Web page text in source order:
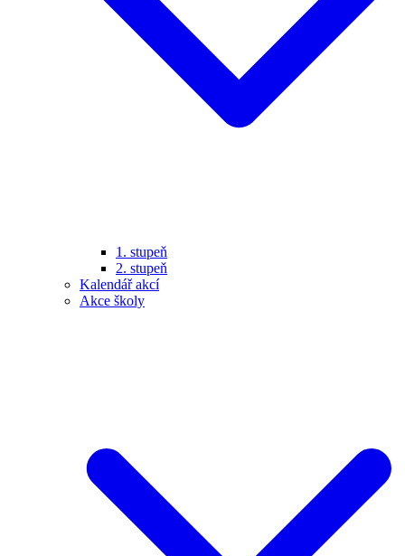
1. stupeň
2. stupeň
Kalendář akcí
Akce školy